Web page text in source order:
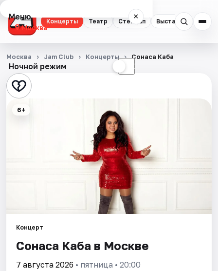
Концерты Театр Стендап Выставки
Меню ×
Москва
Концерты
Театр
Стендап
Города
Площадки
Ночной режим ☾
Москва Jam Club Концерты Сонаса Каба
6+
Концерт
Сонаса Каба в Москве
7 августа 2026 • пятница • 20:00